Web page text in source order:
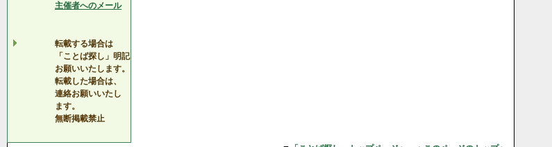
主催者へのメール
転載する場合は
「ことば探し」明記
お願いいたします。
転載した場合は、
連絡お願いいたし
ます。
無断掲載禁止